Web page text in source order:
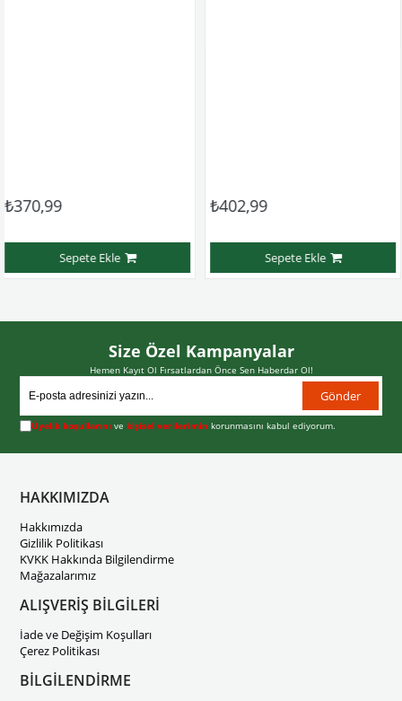
Sepete Ekle
₺402,99
Sepete Ekle
Size Özel Kampanyalar
Hemen Kayıt Ol Fırsatlardan Önce Sen Haberdar Ol!
Gönder
Üyelik koşullarını vekişisel verilerimin korunmasını kabul ediyorum.
HAKKIMIZDA
Hakkımızda
Gizlilik Politikası
KVKK Hakkında Bilgilendirme
Mağazalarımız
ALIŞVERİŞ BİLGİLERİ
İade ve Değişim Koşulları
Çerez Politikası
BİLGİLENDİRME